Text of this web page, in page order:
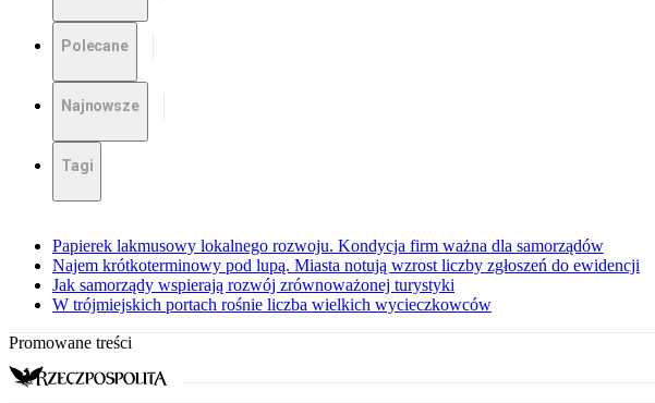
Polecane
Najnowsze
Tagi
Papierek lakmusowy lokalnego rozwoju. Kondycja firm ważna dla samorządów
Najem krótkoterminowy pod lupą. Miasta notują wzrost liczby zgłoszeń do ewidencji
Jak samorządy wspierają rozwój zrównoważonej turystyki
W trójmiejskich portach rośnie liczba wielkich wycieczkowców
Promowane treści